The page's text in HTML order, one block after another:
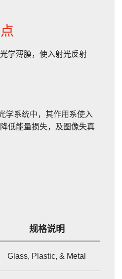
学薄膜，使入射光反射
学系统中，其作用系使入
低能量损失，及图像失真
规格说明
Glass, Plastic, & Metal